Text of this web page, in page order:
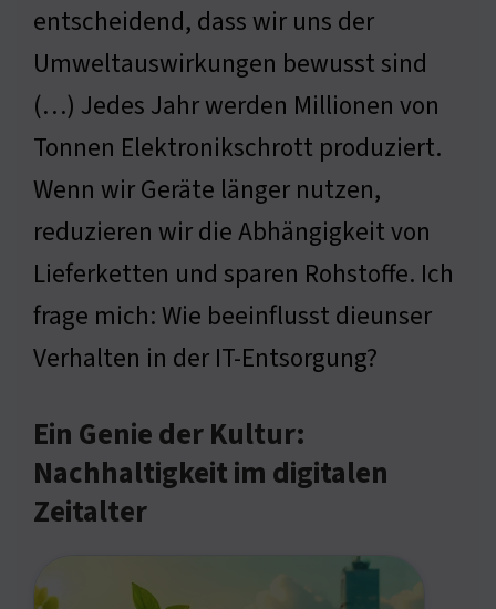
entscheidend, dass wir uns der
Umweltauswirkungen bewusst sind
(…) Jedes Jahr werden Millionen von
Tonnen Elektronikschrott produziert.
Wenn wir Geräte länger nutzen,
reduzieren wir die Abhängigkeit von
Lieferketten und sparen Rohstoffe. Ich
frage mich: Wie beeinflusst dieunser
Verhalten in der IT-Entsorgung?
Ein Genie der Kultur:
Nachhaltigkeit im digitalen
Zeitalter